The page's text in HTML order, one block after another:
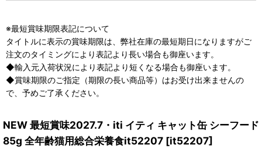
※最短賞味期限表記について
タイトルに表示の賞味期限は、弊社在庫の最短期日になりますがご
注文のタイミングにより表記より長い場合も御座います。
◆輸入元入荷状況により表記より短くなる場合も御座います。
◆賞味期限のご指定（期限の長い商品等）はお受け出来ませんの
で、予めご了承ください。
NEW 最短賞味2027.7・iti イティ キャット缶 シーフード
85g 全年齢猫用総合栄養食it52207 [it52207]